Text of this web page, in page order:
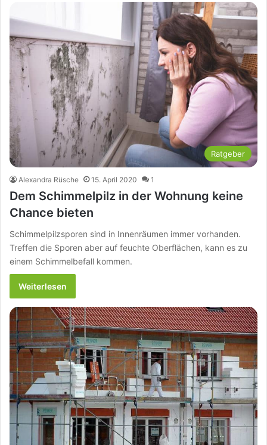
Ratgeber
Alexandra Rüsche 15. April 2020 1
Dem Schimmelpilz in der Wohnung keine
Chance bieten
Schimmelpilzsporen sind in Innenräumen immer vorhanden.
Treffen die Sporen aber auf feuchte Oberflächen, kann es zu
einem Schimmelbefall kommen.
Weiterlesen